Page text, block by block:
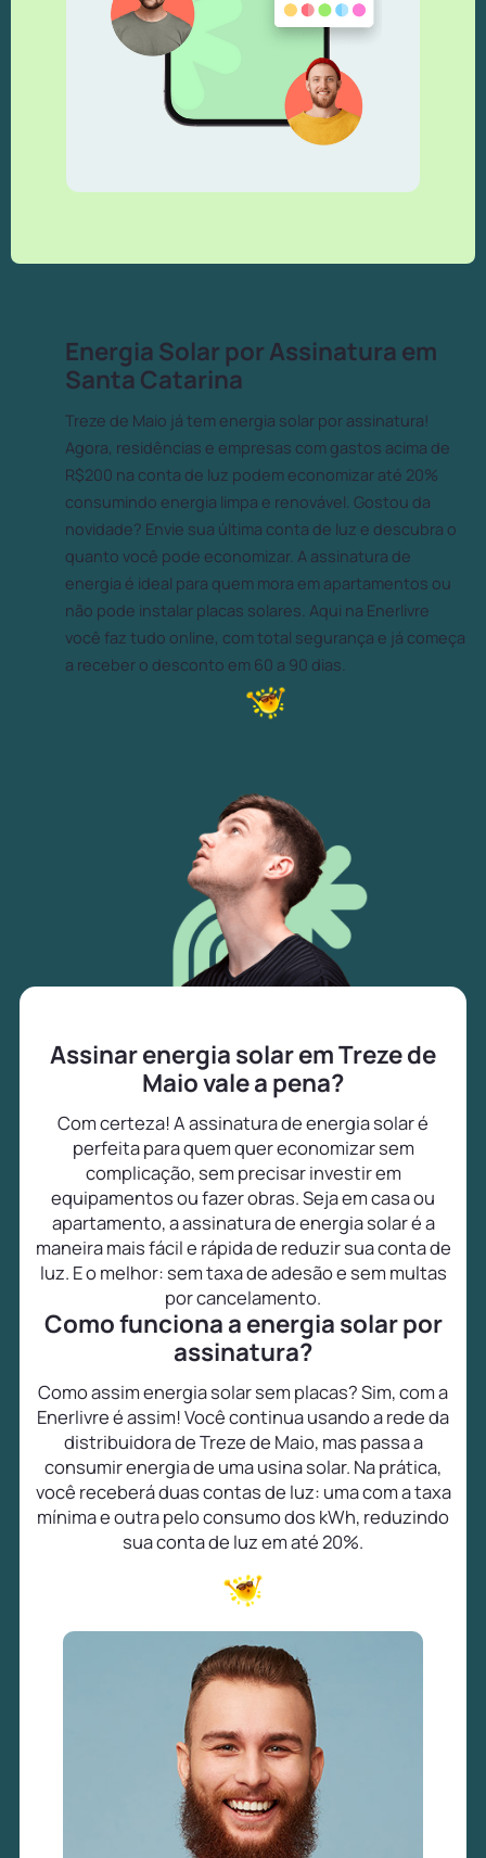
Energia Solar por Assinatura em
Santa Catarina
Treze de Maio já tem energia solar por assinatura!
Agora, residências e empresas com gastos acima de
R$200 na conta de luz podem economizar até 20%
consumindo energia limpa e renovável. Gostou da
novidade? Envie sua última conta de luz e descubra o
quanto você pode economizar. A assinatura de
energia é ideal para quem mora em apartamentos ou
não pode instalar placas solares. Aqui na Enerlivre
você faz tudo online, com total segurança e já começa
a receber o desconto em 60 a 90 dias.
Assinar energia solar em Treze de
Maio vale a pena?
Com certeza! A assinatura de energia solar é
perfeita para quem quer economizar sem
complicação, sem precisar investir em
equipamentos ou fazer obras. Seja em casa ou
apartamento, a assinatura de energia solar é a
maneira mais fácil e rápida de reduzir sua conta de
luz. E o melhor: sem taxa de adesão e sem multas
por cancelamento.
Como funciona a energia solar por
assinatura?
Como assim energia solar sem placas? Sim, com a
Enerlivre é assim! Você continua usando a rede da
distribuidora de Treze de Maio, mas passa a
consumir energia de uma usina solar. Na prática,
você receberá duas contas de luz: uma com a taxa
mínima e outra pelo consumo dos kWh, reduzindo
sua conta de luz em até 20%.